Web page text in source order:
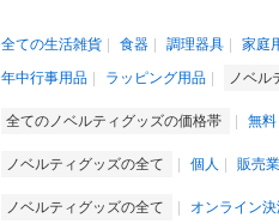
全ての生活雑貨 食器 調理器具 家庭
年中行事用品
ラッピング用品 ノベル
全てのノベルティグッズの価格帯 無料
ノベルティグッズの全て 個人 販売
ノベルティグッズの全て オンライン